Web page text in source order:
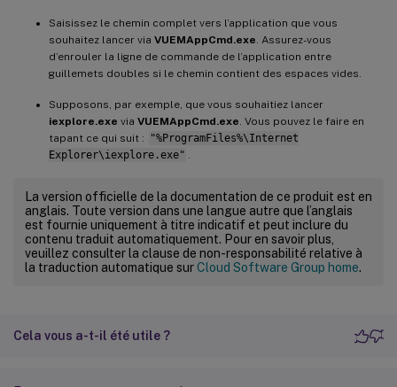
Saisissez le chemin complet vers l’application que vous
souhaitez lancer via VUEMAppCmd.exe. Assurez-vous
d’enrouler la ligne de commande de l’application entre
guillemets doubles si le chemin contient des espaces vides.
Supposons, par exemple, que vous souhaitiez lancer
iexplore.exe via VUEMAppCmd.exe. Vous pouvez le faire en
tapant ce qui suit :
"%ProgramFiles%\Internet
Explorer\iexplore.exe" .
La version officielle de la documentation de ce produit est en
anglais. Toute version dans une langue autre que l’anglais
est fournie uniquement à titre indicatif et peut inclure du
contenu traduit automatiquement. Pour en savoir plus,
veuillez consulter la clause de non-responsabilité relative à
la traduction automatique surCloud Software Group home.
Cela vous a-t-il été utile ?